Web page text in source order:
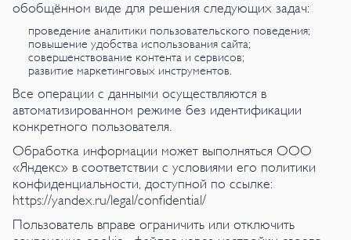
обобщённом виде для решения следующих задач:
проведение аналитики пользовательского поведения;
повышение удобства использования сайта;
совершенствование контента и сервисов;
развитие маркетинговых инструментов.
Все операции с данными осуществляются в
автоматизированном режиме без идентификации
конкретного пользователя.
Обработка информации может выполняться ООО
«Яндекс» в соответствии с условиями его политики
конфиденциальности, доступной по ссылке:
https://yandex.ru/legal/confidential/
Пользователь вправе ограничить или отключить